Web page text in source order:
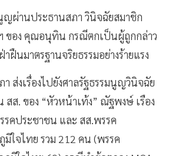
ญผ่านประธานสภา วินิจฉัยสมาชิก
ของ คุณอนุทิน กรณีตกเป็นผู้ถูกกล่าว
าฝืนมาตรฐานจริยธรรมอย่างร้ายแรง
ส่งเรื่องไปยังศาลรัฐธรรมนูญวินิจฉัย
สส. ของ “หัวหน้าเท้ง” ณัฐพงษ์ เรือง
คประชาชน และ สส.พรรค
ใจไทย รวม 212 คน (พรรค